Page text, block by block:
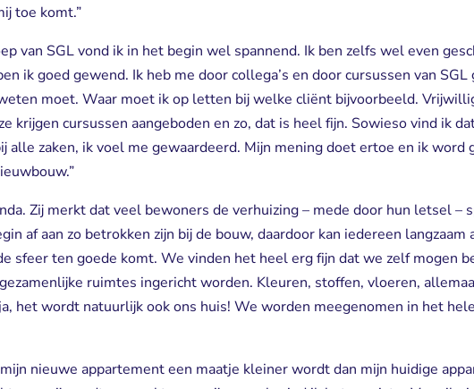
toe komt.”
van SGL vond ik in het begin wel spannend. Ik ben zelfs wel even
ik goed gewend. Ik heb me door collega’s en door cursussen van SGL
moet. Waar moet ik op letten bij welke cliënt bijvoorbeeld.
krijgen cursussen aangeboden en zo, dat is heel fijn. Sowieso vind ik
alle zaken, ik voel me gewaardeerd. Mijn mening doet ertoe en ik word
Zij merkt dat veel bewoners de verhuizing – mede door hun letsel –
af aan zo betrokken zijn bij de bouw, daardoor kan iedereen langzaam
sfeer ten goede komt. We vinden het heel erg fijn dat we zelf mogen
ruimtes ingericht worden. Kleuren, stoffen, vloeren,
het wordt natuurlijk ook ons huis! We worden meegenomen in het
nieuwe appartement een maatje kleiner wordt dan mijn huidige